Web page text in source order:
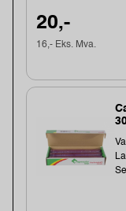
20,-
16,- Eks. Mva.